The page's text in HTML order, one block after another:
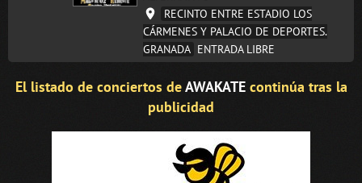
RECINTO ENTRE ESTADIO LOS
CÁRMENES Y PALACIO DE DEPORTES.
GRANADA ENTRADA LIBRE
El listado de conciertos deAWAKATEcontinúa tras la
publicidad